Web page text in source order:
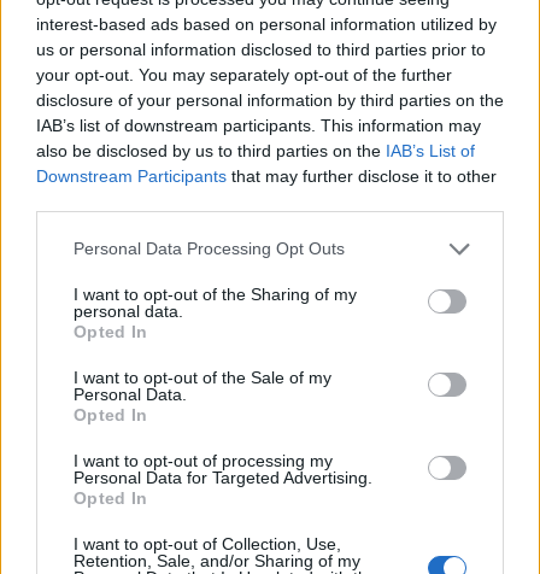
interest-based ads based on personal information utilized by
us or personal information disclosed to third parties prior to
your opt-out. You may separately opt-out of the further
disclosure of your personal information by third parties on the
IAB’s list of downstream participants. This information may
also be disclosed by us to third parties on the IAB’s List of
Downstream Participants that may further disclose it to other
Personal Data Processing Opt Outs
I want to opt-out of the Sharing of my
personal data.
Opted In
I want to opt-out of the Sale of my
Personal Data.
Opted In
I want to opt-out of processing my
Personal Data for Targeted Advertising.
Opted In
I want to opt-out of Collection, Use,
Retention, Sale, and/or Sharing of my
ΡΟΗ ΕΙΔΗΣΕΩΝ
Κορυφώνεται η έξοδος του Αυγούστου – Πάνω από
56.000 επιβάτες αναχωρούν σήμερα από τα
08/08/2026 - 14:30 ΕΛΛΑΔΑ
– Τα έργα Antinero και η «μάχη» πριν από τις